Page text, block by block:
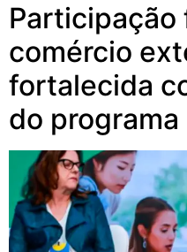
Participação
comércio
fortalecida
do programa